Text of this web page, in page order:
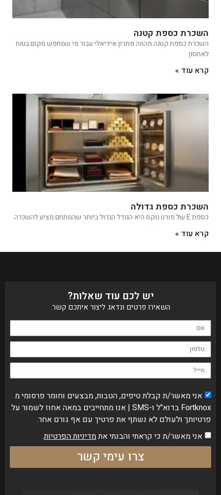
השכרת כספת קטנה
השכרת כספת קטנה מהווה פתרון אידיאלי עבור מי שמחפש מקום בטוח
לאחסון
קרא עוד »
השכרת כספת גדולה
כספת E של פורט נוקס היא הגודל הגדול ביותר שהמתחם מציע להשכרה.
קרא עוד »
יש לכם עוד שאלות?
השאירו פרטים ונדאג ליצור איתכם קשר.
אני מאשר/ת קבלת טיפים, הטבות, מבצעים וחומר פרסומי מ
Fortknox בדוא"ל ו-SMS | אנו מתחייבים במאה אחוז לשמור על
פרטיותך ולעולם לא נשתף את פרטיך עם אף גורם אחר.
אני מאשר/ת כי קראתי והבנתי אתמדיניות הפרטיות.
צרו עימי קשר